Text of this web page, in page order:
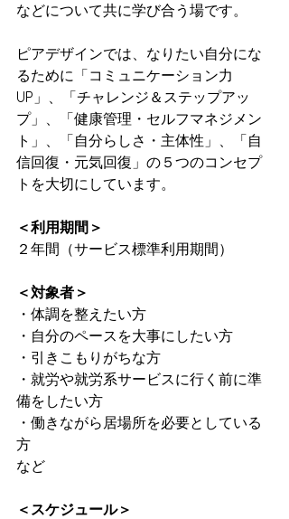
などについて共に学び合う場です。
ピアデザインでは、なりたい自分にな
るために「コミュニケーション力
UP」、「チャレンジ＆ステップアッ
プ」、「健康管理・セルフマネジメン
ト」、「自分らしさ・主体性」、「自
信回復・元気回復」の５つのコンセプ
トを大切にしています。
＜利用期間＞
２年間（サービス標準利用期間）
＜対象者＞
・体調を整えたい方
・自分のペースを大事にしたい方
・引きこもりがちな方
・就労や就労系サービスに行く前に準
備をしたい方
・働きながら居場所を必要としている
方
など
＜スケジュール＞